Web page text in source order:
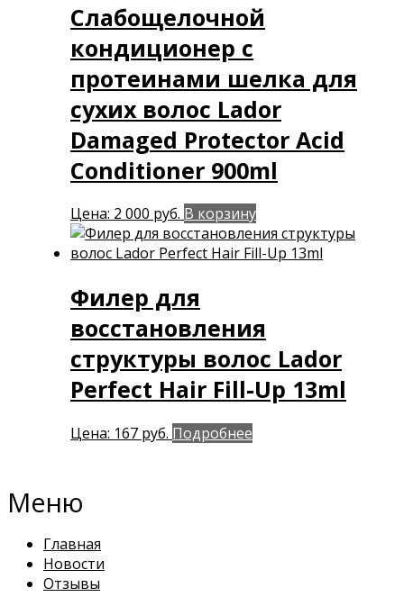
Слабощелочной
кондиционер с
протеинами шелка для
сухих волос Lador
Damaged Protector Acid
Conditioner 900ml
Цена: 2 000 руб. В корзину
Филер для
восстановления
структуры волос Lador
Perfect Hair Fill-Up 13ml
Цена: 167 руб. Подробнее
Меню
Главная
Новости
Отзывы